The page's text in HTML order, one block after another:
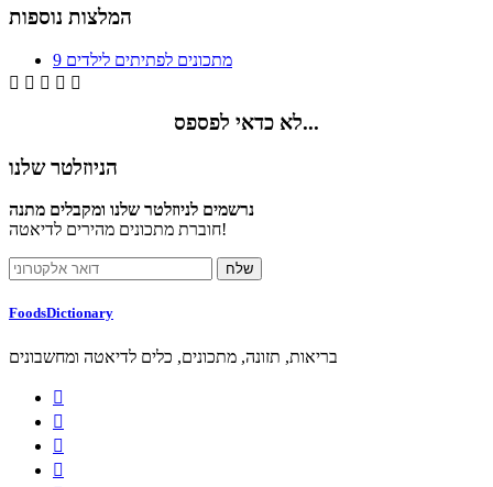
המלצות נוספות
9 מתכונים לפתיתים לילדים
    
לא כדאי לפספס...
הניוזלטר שלנו
נרשמים לניוזלטר שלנו ומקבלים מתנה
חוברת מתכונים מהירים לדיאטה!
FoodsDictionary
בריאות, תזונה, מתכונים, כלים לדיאטה ומחשבונים



